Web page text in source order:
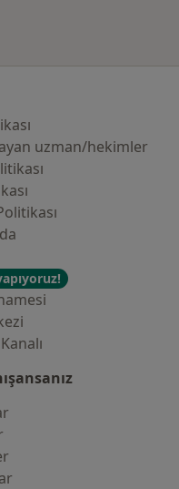
uzman/hekimler